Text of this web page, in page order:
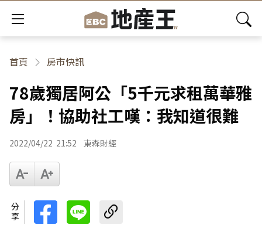
首頁 房市快訊
78歲獨居阿公「5千元求租萬華雅
房」！協助社工嘆：我知道很難
2022/04/22 21:52 東森財經
分享